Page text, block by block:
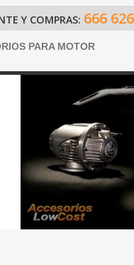
Y COMPRAS: 666
PARA MOTOR